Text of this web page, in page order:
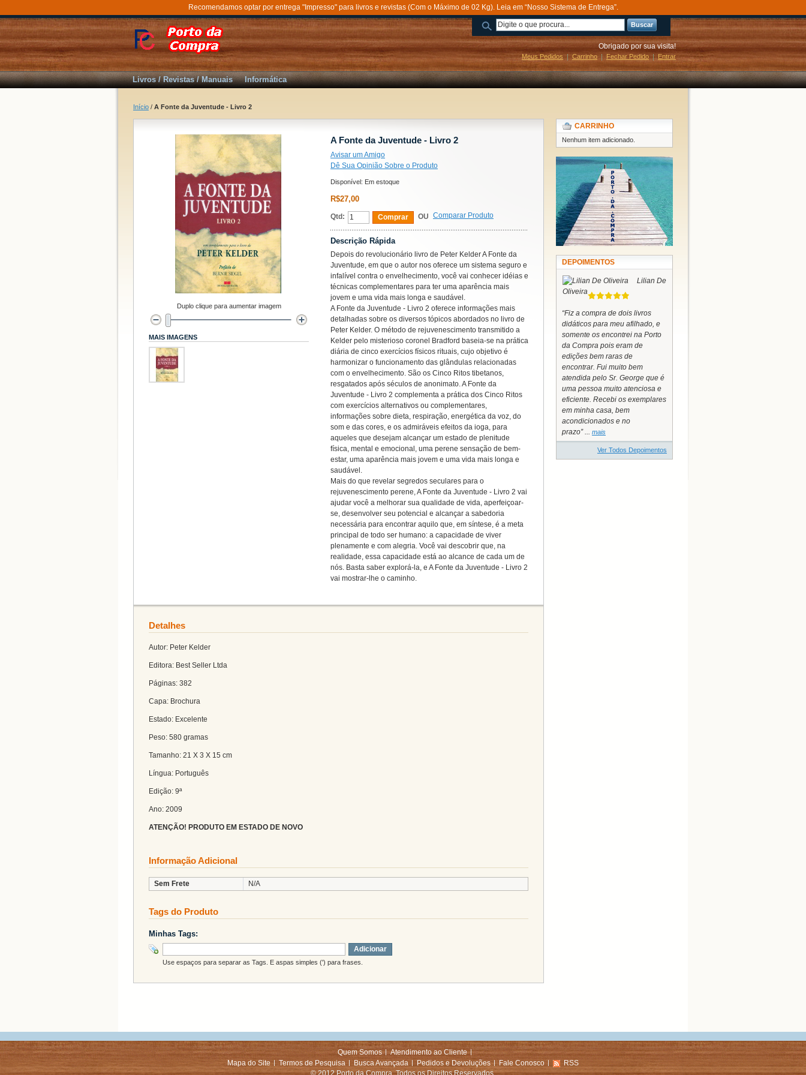
Recomendamos optar por entrega "Impresso" para livros e revistas (Com o Máximo de 02 Kg). Leia em “Nosso Sistema de Entrega”.
Buscar
Obrigado por sua visita!
Meus Pedidos Carrinho Fechar Pedido Entrar
Livros / Revistas / Manuais Informática
Início / A Fonte da Juventude - Livro 2
A Fonte da Juventude - Livro 2
Avisar um Amigo
Dê Sua Opinião Sobre o Produto
Disponível: Em estoque
R$27,00
Qtd: Comprar OU Comparar Produto
Descrição Rápida
Depois do revolucionário livro de Peter Kelder A Fonte da
Juventude, em que o autor nos oferece um sistema seguro e
infalível contra o envelhecimento, você vai conhecer idéias e
técnicas complementares para ter uma aparência mais
jovem e uma vida mais longa e saudável.
A Fonte da Juventude - Livro 2 oferece informações mais
detalhadas sobre os diversos tópicos abordados no livro de
Peter Kelder. O método de rejuvenescimento transmitido a
Kelder pelo misterioso coronel Bradford baseia-se na prática
diária de cinco exercícios físicos rituais, cujo objetivo é
harmonizar o funcionamento das glândulas relacionadas
com o envelhecimento. São os Cinco Ritos tibetanos,
resgatados após séculos de anonimato. A Fonte da
Juventude - Livro 2 complementa a prática dos Cinco Ritos
com exercícios alternativos ou complementares,
informações sobre dieta, respiração, energética da voz, do
som e das cores, e os admiráveis efeitos da ioga, para
aqueles que desejam alcançar um estado de plenitude
física, mental e emocional, uma perene sensação de bem-
estar, uma aparência mais jovem e uma vida mais longa e
saudável.
Mais do que revelar segredos seculares para o
rejuvenescimento perene, A Fonte da Juventude - Livro 2 vai
ajudar você a melhorar sua qualidade de vida, aperfeiçoar-
se, desenvolver seu potencial e alcançar a sabedoria
necessária para encontrar aquilo que, em síntese, é a meta
principal de todo ser humano: a capacidade de viver
plenamente e com alegria. Você vai descobrir que, na
realidade, essa capacidade está ao alcance de cada um de
nós. Basta saber explorá-la, e A Fonte da Juventude - Livro 2
vai mostrar-lhe o caminho.
Duplo clique para aumentar imagem
MAIS IMAGENS
Detalhes
Autor: Peter Kelder
Editora: Best Seller Ltda
Páginas: 382
Capa: Brochura
Estado: Excelente
Peso: 580 gramas
Tamanho: 21 X 3 X 15 cm
Língua: Português
Edição: 9ª
Ano: 2009
ATENÇÃO! PRODUTO EM ESTADO DE NOVO
Informação Adicional
Sem Frete N/A
Tags do Produto
Minhas Tags:
Adicionar
Use espaços para separar as Tags. E aspas simples (') para frases.
CARRINHO
Nenhum item adicionado.
DEPOIMENTOS
Lilian De
Oliveira
“Fiz a compra de dois livros
didáticos para meu afilhado, e
somente os encontrei na Porto
da Compra pois eram de
edições bem raras de
encontrar. Fui muito bem
atendida pelo Sr. George que é
uma pessoa muito atenciosa e
eficiente. Recebi os exemplares
em minha casa, bem
acondicionados e no
prazo” ... mais
Ver Todos Depoimentos
Quem Somos
Atendimento ao Cliente
Mapa do Site
Termos de Pesquisa Busca Avançada Pedidos e Devoluções Fale Conosco
RSS
© 2012 Porto da Compra. Todos os Direitos Reservados.